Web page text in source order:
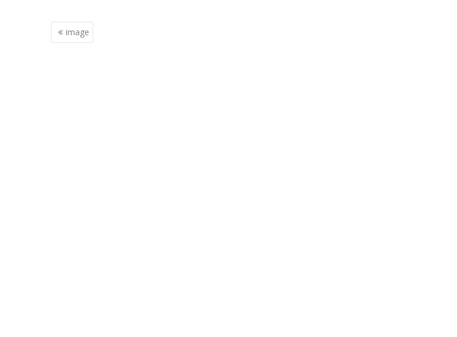
Berichtnavigatie
image